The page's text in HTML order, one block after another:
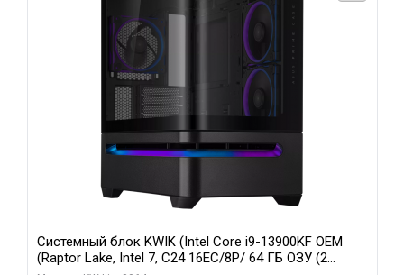
Системный блок KWIK (Intel Core i9-13900KF OEM
(Raptor Lake, Intel 7, C24 16EC/8P/ 64 ГБ ОЗУ (2